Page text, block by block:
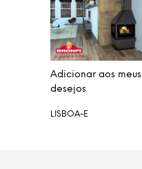
Adicionar aos meus
desejos
LISBOA-E